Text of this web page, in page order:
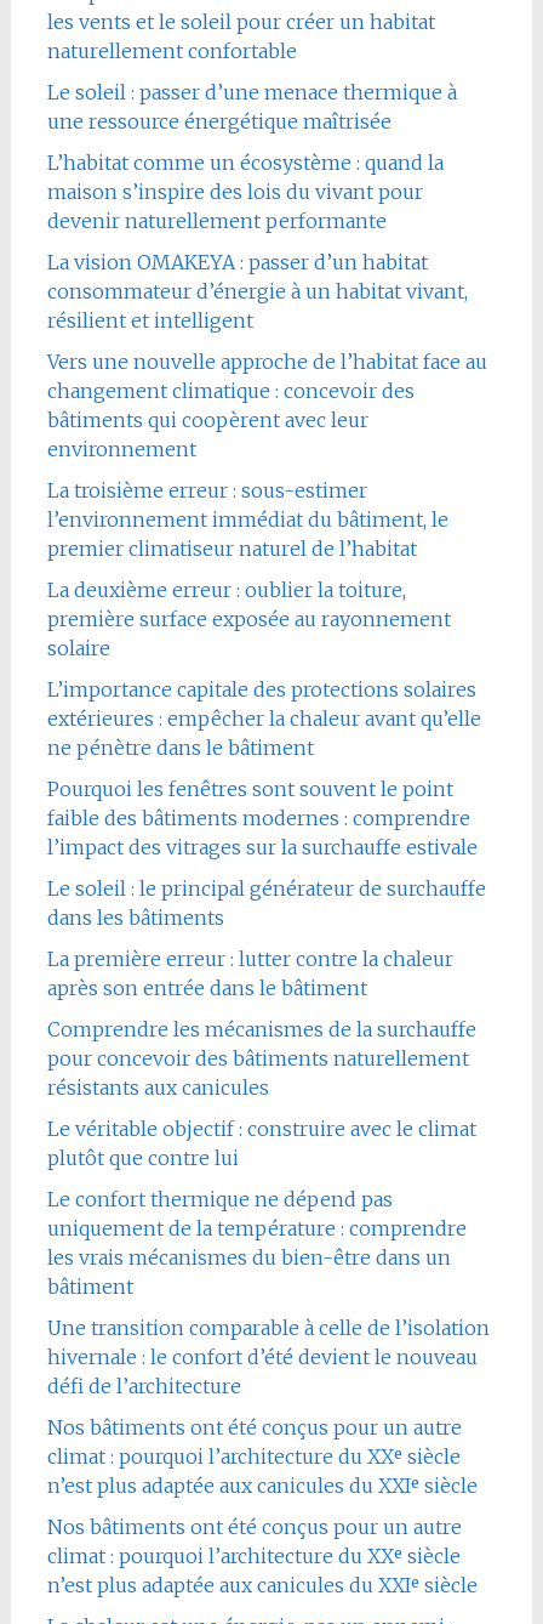
les vents et le soleil pour créer un habitat
naturellement confortable
Le soleil : passer d’une menace thermique à
une ressource énergétique maîtrisée
L’habitat comme un écosystème : quand la
maison s’inspire des lois du vivant pour
devenir naturellement performante
La vision OMAKEYA : passer d’un habitat
consommateur d’énergie à un habitat vivant,
résilient et intelligent
Vers une nouvelle approche de l’habitat face au
changement climatique : concevoir des
bâtiments qui coopèrent avec leur
environnement
La troisième erreur : sous-estimer
l’environnement immédiat du bâtiment, le
premier climatiseur naturel de l’habitat
La deuxième erreur : oublier la toiture,
première surface exposée au rayonnement
solaire
L’importance capitale des protections solaires
extérieures : empêcher la chaleur avant qu’elle
ne pénètre dans le bâtiment
Pourquoi les fenêtres sont souvent le point
faible des bâtiments modernes : comprendre
l’impact des vitrages sur la surchauffe estivale
Le soleil : le principal générateur de surchauffe
dans les bâtiments
La première erreur : lutter contre la chaleur
après son entrée dans le bâtiment
Comprendre les mécanismes de la surchauffe
pour concevoir des bâtiments naturellement
résistants aux canicules
Le véritable objectif : construire avec le climat
plutôt que contre lui
Le confort thermique ne dépend pas
uniquement de la température : comprendre
les vrais mécanismes du bien-être dans un
bâtiment
Une transition comparable à celle de l’isolation
hivernale : le confort d’été devient le nouveau
défi de l’architecture
Nos bâtiments ont été conçus pour un autre
climat : pourquoi l’architecture du XXᵉ siècle
n’est plus adaptée aux canicules du XXIᵉ siècle
Nos bâtiments ont été conçus pour un autre
climat : pourquoi l’architecture du XXᵉ siècle
n’est plus adaptée aux canicules du XXIᵉ siècle